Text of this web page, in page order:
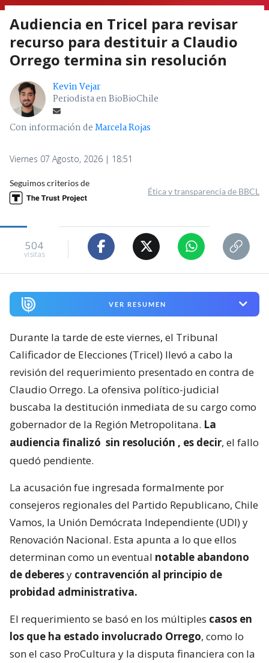
Audiencia en Tricel para revisar
recurso para destituir a Claudio
Orrego termina sin resolución
Kevin Vejar
Periodista en BioBioChile
Con información deMarcela Rojas
Viernes 07 Agosto, 2026 | 18:51
Seguimos criterios de
Ética y transparencia de BBCL
504
visitas
VER RESUMEN
Durante la tarde de este viernes, el Tribunal
Calificador de Elecciones (Tricel) llevó a cabo la
revisión del requerimiento presentado en contra de
Claudio Orrego. La ofensiva político-judicial
buscaba la destitución inmediata de su cargo como
gobernador de la Región Metropolitana. La
audiencia finalizó sin resolución , es decir, el fallo
quedó pendiente.
La acusación fue ingresada formalmente por
consejeros regionales del Partido Republicano, Chile
Vamos, la Unión Demócrata Independiente (UDI) y
Renovación Nacional. Esta apunta a lo que ellos
determinan como un eventual notable abandono
de deberesy contravención al principio de
probidad administrativa.
El requerimiento se basó en los múltiples casos en
los que ha estado involucrado Orrego, como lo
son el caso ProCultura y la disputa financiera con la